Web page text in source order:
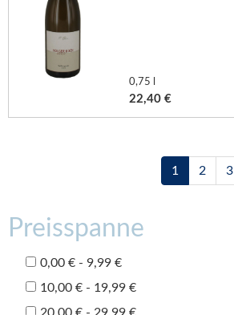
0,75 l
22,40 €
1 2 3
Preisspanne
0,00 € - 9,99 €
10,00 € - 19,99 €